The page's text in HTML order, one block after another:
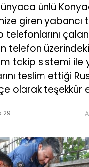
ünlü
giren yabancı
çalan
telefon üzerindeki
takip sistemi ile
teslim ettiği
olarak teşekkür